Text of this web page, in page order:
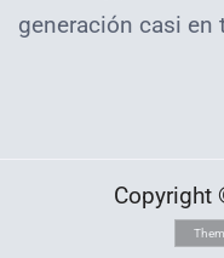
generación casi en
Copyright